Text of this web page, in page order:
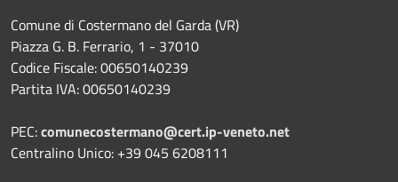
Comune di Costermano del Garda (VR)
Piazza G. B. Ferrario, 1 - 37010
Codice Fiscale: 00650140239
Partita IVA: 00650140239
PEC:comunecostermano@cert.ip-veneto.net
Centralino Unico: +39 045 6208111